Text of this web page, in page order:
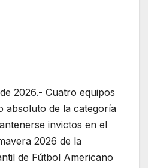
2026.- Cuatro equipos
absoluto de la categoría
invictos en el
2026 de la
de Fútbol Americano